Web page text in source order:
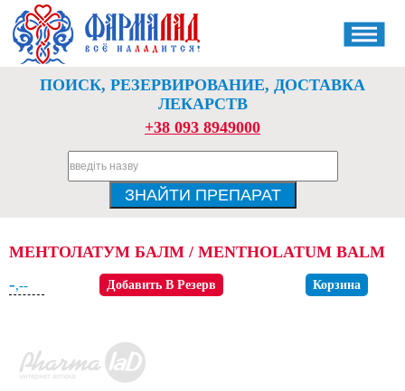
ПОИСК, РЕЗЕРВИРОВАНИЕ, ДОСТАВКА
ЛЕКАРСТВ
+38 093 8949000
МЕНТОЛАТУМ БАЛМ / MENTHOLATUM BALM
-,-- Добавить В Резерв Корзина